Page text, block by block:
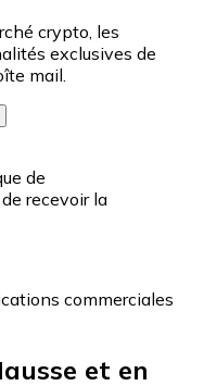
crypto, les
exclusives de
mail.
de
recevoir la
commerciales
et en